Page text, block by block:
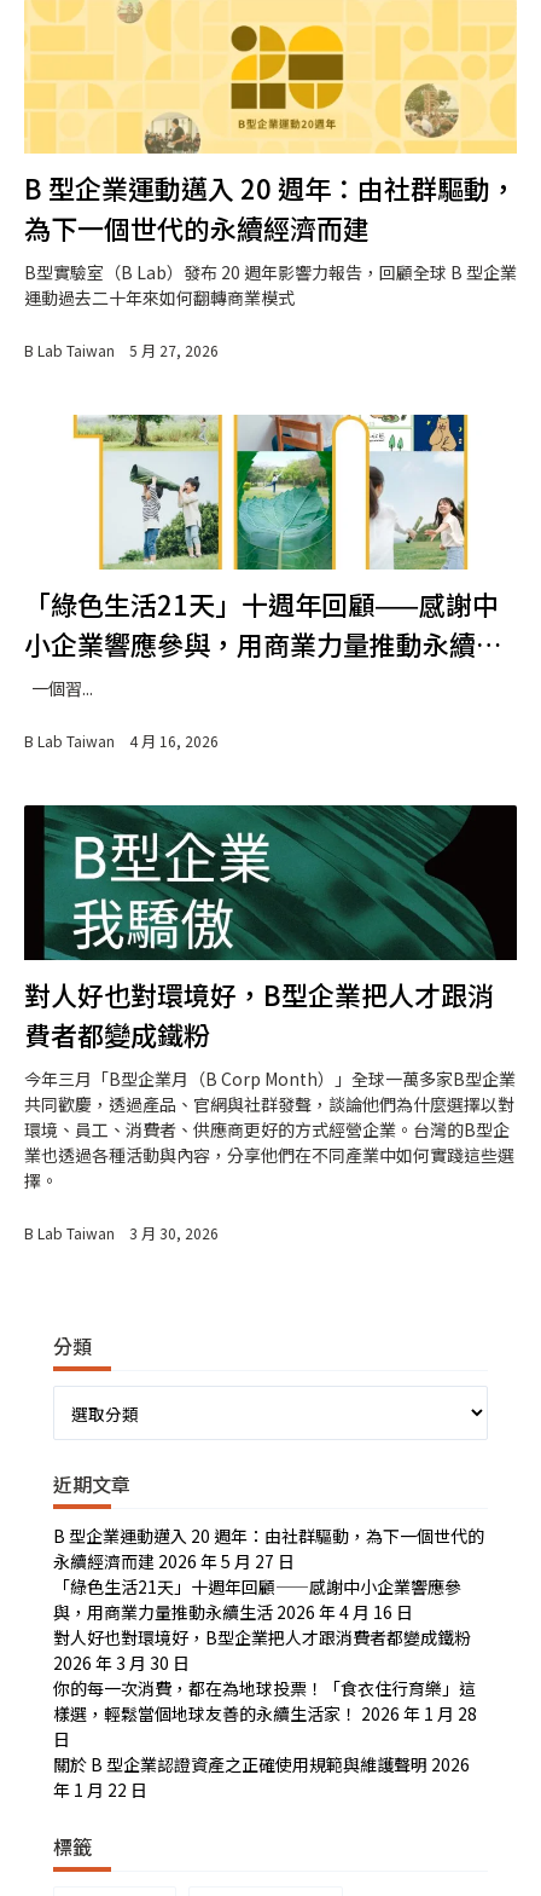
B 型企業運動邁入 20 週年：由社群驅動，
為下一個世代的永續經濟而建
B型實驗室（B Lab）發布 20 週年影響力報告，回顧全球 B 型企業
運動過去二十年來如何翻轉商業模式
B Lab Taiwan 5 月 27, 2026
「綠色生活21天」十週年回顧——感謝中
小企業響應參與，用商業力量推動永續生
活
一個習...
B Lab Taiwan 4 月 16, 2026
對人好也對環境好，B型企業把人才跟消
費者都變成鐵粉
今年三月「B型企業月（B Corp Month）」全球一萬多家B型企業
共同歡慶，透過產品、官網與社群發聲，談論他們為什麼選擇以對
環境、員工、消費者、供應商更好的方式經營企業。台灣的B型企
業也透過各種活動與內容，分享他們在不同產業中如何實踐這些選
擇。
B Lab Taiwan 3 月 30, 2026
分類
類
近期文章
B 型企業運動邁入 20 週年：由社群驅動，為下一個世代的
永續經濟而建 2026 年 5 月 27 日
「綠色生活21天」十週年回顧——感謝中小企業響應參
與，用商業力量推動永續生活 2026 年 4 月 16 日
對人好也對環境好，B型企業把人才跟消費者都變成鐵粉
2026 年 3 月 30 日
你的每一次消費，都在為地球投票！「食衣住行育樂」這
樣選，輕鬆當個地球友善的永續生活家！ 2026 年 1 月 28
日
關於 B 型企業認證資產之正確使用規範與維護聲明 2026
年 1 月 22 日
標籤